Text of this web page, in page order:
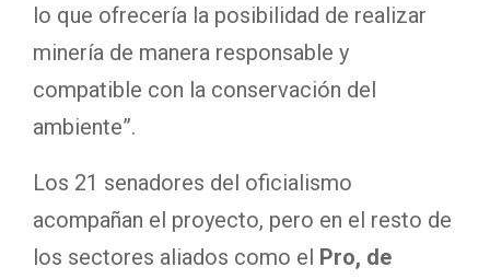
lo que ofrecería la posibilidad de realizar
minería de manera responsable y
compatible con la conservación del
ambiente”.
Los 21 senadores del oficialismo
acompañan el proyecto, pero en el resto de
los sectores aliados como el Pro, de